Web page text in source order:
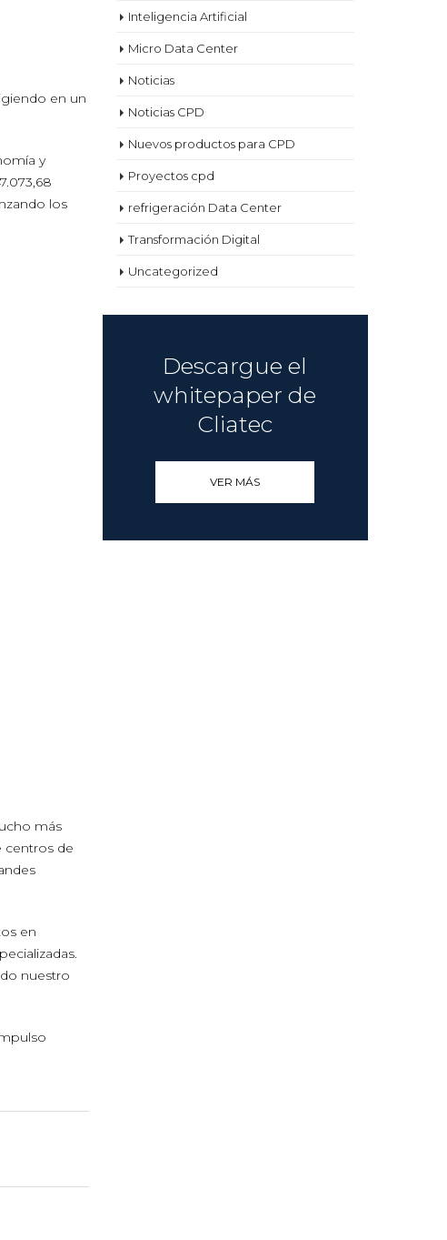
en un
y
los
más
centros de
en
nuestro
Inteligencia Artificial
Micro Data Center
Noticias
Noticias CPD
Nuevos productos para CPD
Proyectos cpd
refrigeración Data Center
Transformación Digital
Uncategorized
Descargue el
whitepaper de
Cliatec
VER MÁS